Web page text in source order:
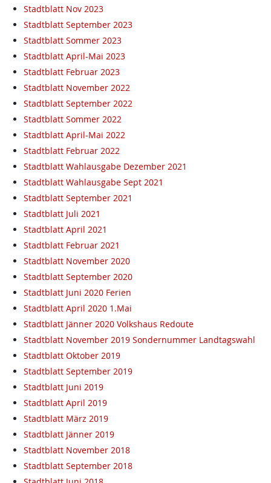
Stadtblatt Nov 2023
Stadtblatt September 2023
Stadtblatt Sommer 2023
Stadtblatt April-Mai 2023
Stadtblatt Februar 2023
Stadtblatt November 2022
Stadtblatt September 2022
Stadtblatt Sommer 2022
Stadtblatt April-Mai 2022
Stadtblatt Februar 2022
Stadtblatt Wahlausgabe Dezember 2021
Stadtblatt Wahlausgabe Sept 2021
Stadtblatt September 2021
Stadtblatt Juli 2021
Stadtblatt April 2021
Stadtblatt Februar 2021
Stadtblatt November 2020
Stadtblatt September 2020
Stadtblatt Juni 2020 Ferien
Stadtblatt April 2020 1.Mai
Stadtblatt Jänner 2020 Volkshaus Redoute
Stadtblatt November 2019 Sondernummer Landtagswahl
Stadtblatt Oktober 2019
Stadtblatt September 2019
Stadtblatt Juni 2019
Stadtblatt April 2019
Stadtblatt März 2019
Stadtblatt Jänner 2019
Stadtblatt November 2018
Stadtblatt September 2018